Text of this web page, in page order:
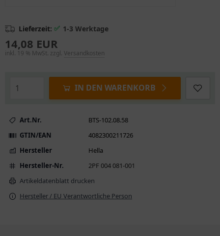
Lieferzeit: ✅ 1-3 Werktage
14,08 EUR
inkl. 19 % MwSt. zzgl. Versandkosten
IN DEN WARENKORB
Art.Nr.
BTS-102.08.58
GTIN/EAN
4082300211726
Hersteller
Hella
Hersteller-Nr.
2PF 004 081-001
Artikeldatenblatt drucken
Hersteller / EU Verantwortliche Person